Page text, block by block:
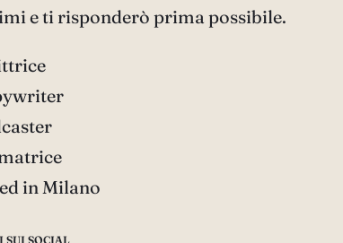
e ti risponderò prima possibile.
in Milano
SUI SOCIAL